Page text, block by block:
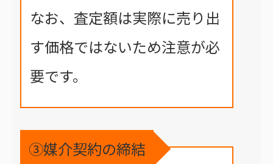
なお、査定額は実際に売り出
す価格ではないため注意が必
要です。
③媒介契約の締結